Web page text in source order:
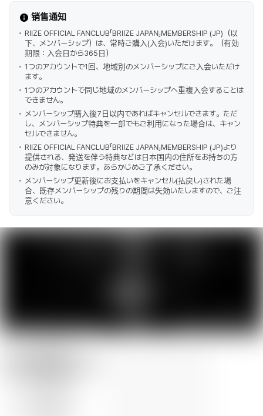
销售通知
RIIZE OFFICIAL FANCLUB「BRIIZE JAPAN」MEMBERSHIP (JP)（以
下、メンバーシップ）は、常時ご購入(入会)いただけます。（有効
期限：入会日から365日）
1つのアカウントで1回、地域別のメンバーシップにご入会いただけ
ます。
1つのアカウントで同じ地域のメンバーシップへ重複入会することは
できません。
メンバーシップ購入後7日以内であればキャンセルできます。ただ
し、メンバーシップ特典を一部でもご利用になった場合は、キャン
セルできません。
RIIZE OFFICIAL FANCLUB「BRIIZE JAPAN」MEMBERSHIP (JP)より
提供される、発送を伴う特典などは日本国内の住所をお持ちの方
のみが対象になります。あらかじめご了承ください。
メンバーシップ更新後にお支払いをキャンセル(払戻し)された場
合、既存メンバーシップの残りの期間は失効いたしますので、ご注
意ください。